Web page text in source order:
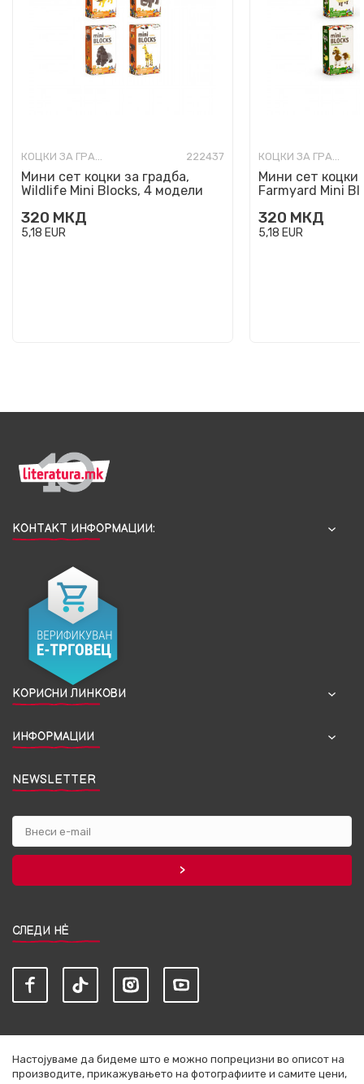
КОЦКИ ЗА ГРАДБА 222437
Мини сет коцки за градба,
Wildlife Mini Blocks, 4 модели
320 МКД
5,18 EUR
КОЦКИ ЗА ГРАДБА
Мини сет коцки
Farmyard Mini
320 МКД
5,18 EUR
КОНТАКТ ИНФОРМАЦИИ:
КОРИСНИ ЛИНКОВИ
ИНФОРМАЦИИ
NEWSLETTER
СЛЕДИ НЀ
Настојуваме да бидеме што е можно попрецизни во описот на
производите, прикажувањето на фотографиите и самите цени,